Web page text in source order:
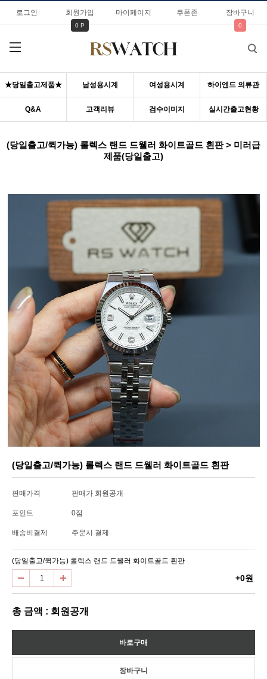
로그인 회원가입
0 P
마이페이지 쿠폰존 장바구니
0
★당일출고제품★ 남성용시계 여성용시계 하이엔드 의류관
Q&A 고객리뷰 검수이미지 실시간출고현황
(당일출고/퀵가능) 롤렉스 랜드 드웰러 화이트골드 흰판 > 미러급
제품(당일출고)
(당일출고/퀵가능) 롤렉스 랜드 드웰러 화이트골드 흰판
판매가격 판매가 회원공개
포인트 0점
배송비결제 주문시 결제
(당일출고/퀵가능) 롤렉스 랜드 드웰러 화이트골드 흰판
+0원
총 금액 : 회원공개